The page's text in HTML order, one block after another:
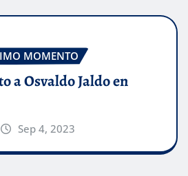
MOMENTO
a Osvaldo Jaldo en
Sep 4, 2023